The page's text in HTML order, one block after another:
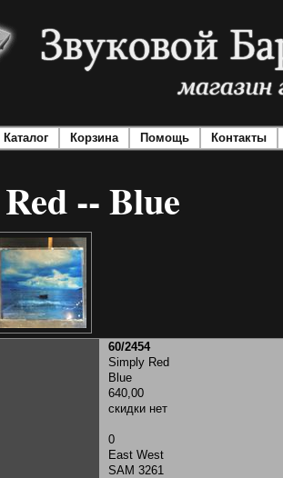
Каталог Корзина Помощь Контакты
-- Blue
60/2454
Simply Red
Blue
640,00
скидки нет
0
East West
SAM 3261